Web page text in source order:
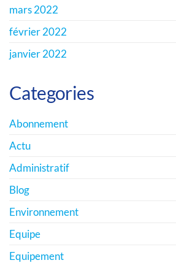
mars 2022
février 2022
janvier 2022
Categories
Abonnement
Actu
Administratif
Blog
Environnement
Equipe
Equipement